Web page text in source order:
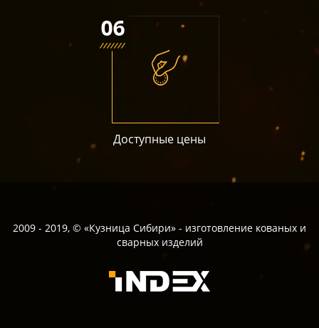
Доступные цены
2009 - 2019, © «Кузница Сибири» - изготовление кованых и
сварных изделий